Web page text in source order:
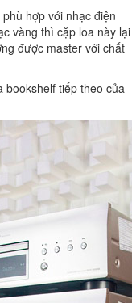
hợp với nhạc điện
vàng thì cặp loa này lại
được master với chất
bookshelf tiếp theo của